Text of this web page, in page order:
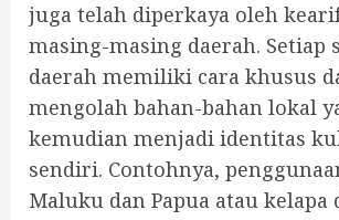
juga telah diperkaya oleh
masing-masing daerah. Setiap
daerah memiliki cara khusus
mengolah bahan-bahan lokal
kemudian menjadi identitas
sendiri. Contohnya,
Maluku dan Papua atau kelapa